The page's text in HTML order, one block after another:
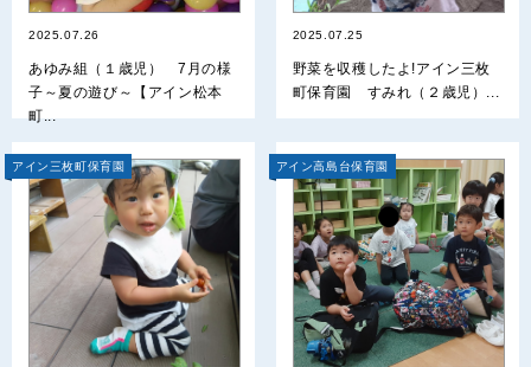
2025.07.26
あゆみ組（１歳児） 7月の様
子～夏の遊び～【アイン松本
町...
2025.07.25
野菜を収穫したよ!アイン三枚
町保育園 すみれ（２歳児）...
アイン三枚町保育園 アイン高島台保育園